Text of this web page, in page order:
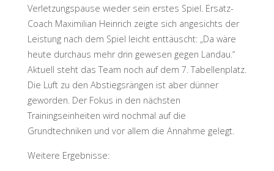
Verletzungspause wieder sein erstes Spiel. Ersatz-
Coach Maximilian Heinrich zeigte sich angesichts der
Leistung nach dem Spiel leicht enttäuscht: „Da wäre
heute durchaus mehr drin gewesen gegen Landau.“
Aktuell steht das Team noch auf dem 7. Tabellenplatz.
Die Luft zu den Abstiegsrängen ist aber dünner
geworden. Der Fokus in den nächsten
Trainingseinheiten wird nochmal auf die
Grundtechniken und vor allem die Annahme gelegt.
Weitere Ergebnisse: